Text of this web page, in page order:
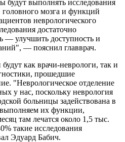
будут выполнять исследования
головного мозга и функций
неврологического
достаточно
— улучшить доступность и
— пояснил главврач.
как врачи-неврологи, так и
прошедшие
"Неврологическое отделение
у нас, поскольку неврология
больницы задействована в
их функции,
там лечатся около 1,5 тыс.
такие исследования
Эдуард Бабич.